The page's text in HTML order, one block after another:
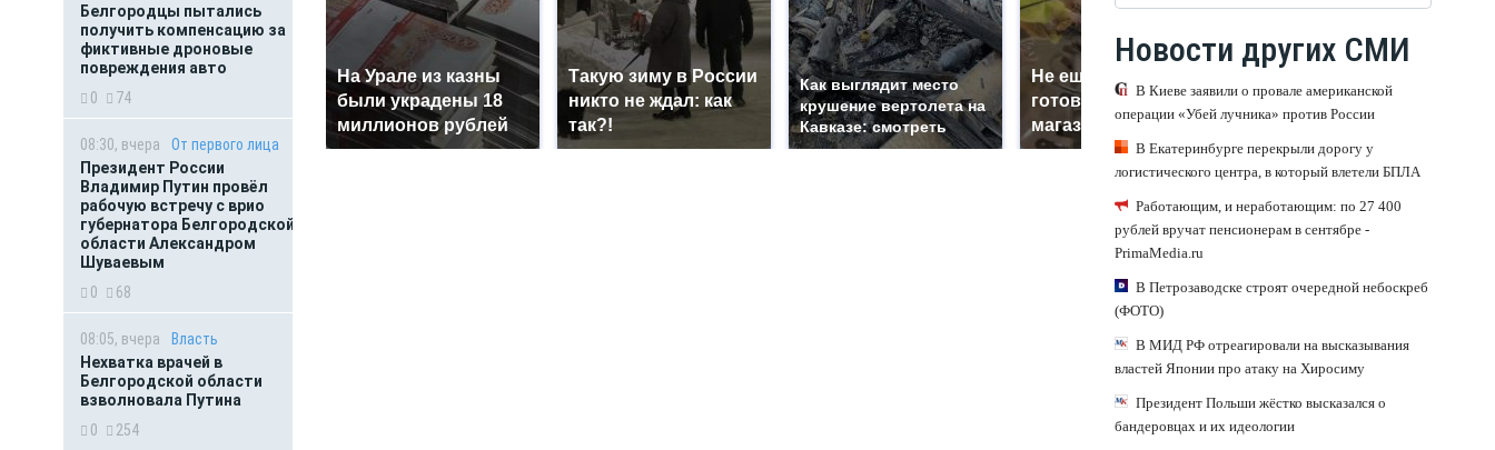
Белгородцы пытались
получить компенсацию за
фиктивные дроновые
повреждения авто
0
74
08:30, вчера
От первого лица
Президент России
Владимир Путин провёл
рабочую встречу с врио
губернатора Белгородской
области Александром
Шуваевым
0
68
08:05, вчера
Власть
Нехватка врачей в
Белгородской области
взволновала Путина
0
254
На Урале из казны
были украдены 18
миллионов рублей
Такую зиму в России
никто не ждал: как
так?!
Как выглядит место
крушение вертолета на
Кавказе: смотреть
Не ешьте эту
готовую еду из
магазина: список
жестокое убийство
криптомиллионера
Новости других СМИ
В Киеве заявили о провале американской
операции «Убей лучника» против России
В Екатеринбурге перекрыли дорогу у
логистического центра, в который влетели БПЛА
Работающим, и неработающим: по 27 400
рублей вручат пенсионерам в сентябре -
PrimaMedia.ru
В Петрозаводске строят очередной небоскреб
(ФОТО)
В МИД РФ отреагировали на высказывания
властей Японии про атаку на Хиросиму
Президент Польши жёстко высказался о
бандеровцах и их идеологии